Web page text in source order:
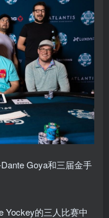
Goya和三届金手
Yockey的三人比赛中